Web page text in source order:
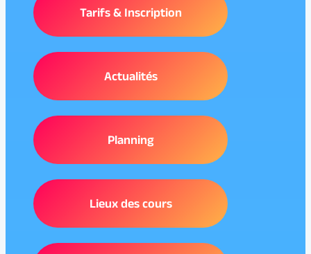
Tarifs & Inscription
Actualités
Planning
Lieux des cours